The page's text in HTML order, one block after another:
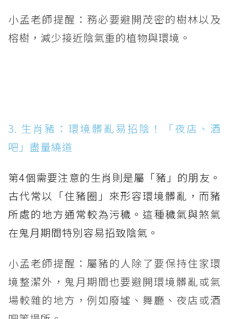
小孟老師提醒：務必要避開茂密的樹林以及
榕樹，減少接近陰氣重的植物與環境。
3. 生肖豬：環境髒亂易招陰！「夜店、酒
吧」盡量繞道
第4個需要注意的生肖則是屬「豬」的朋友。
古代常以「住豬圈」來形容環境髒亂，而豬
所處的地方通常較為污穢。這種穢氣與煞氣
在鬼月期間特別容易招致陰氣。
小孟老師提醒：屬豬的人除了要保持住家環
境整潔外，鬼月期間也要避開環境髒亂或氣
場較雜的地方，例如廢墟、舞廳、夜店或酒